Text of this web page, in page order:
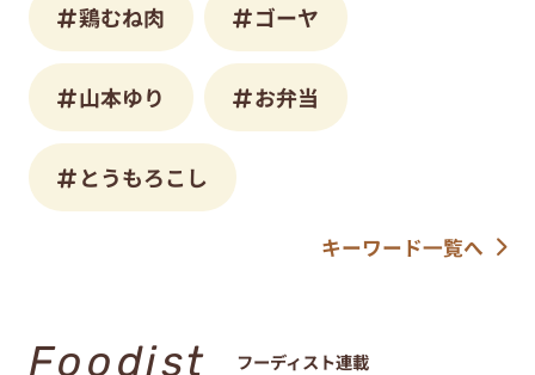
鶏むね肉 ゴーヤ
山本ゆり お弁当
とうもろこし
キーワード一覧へ
Foodist フーディスト連載